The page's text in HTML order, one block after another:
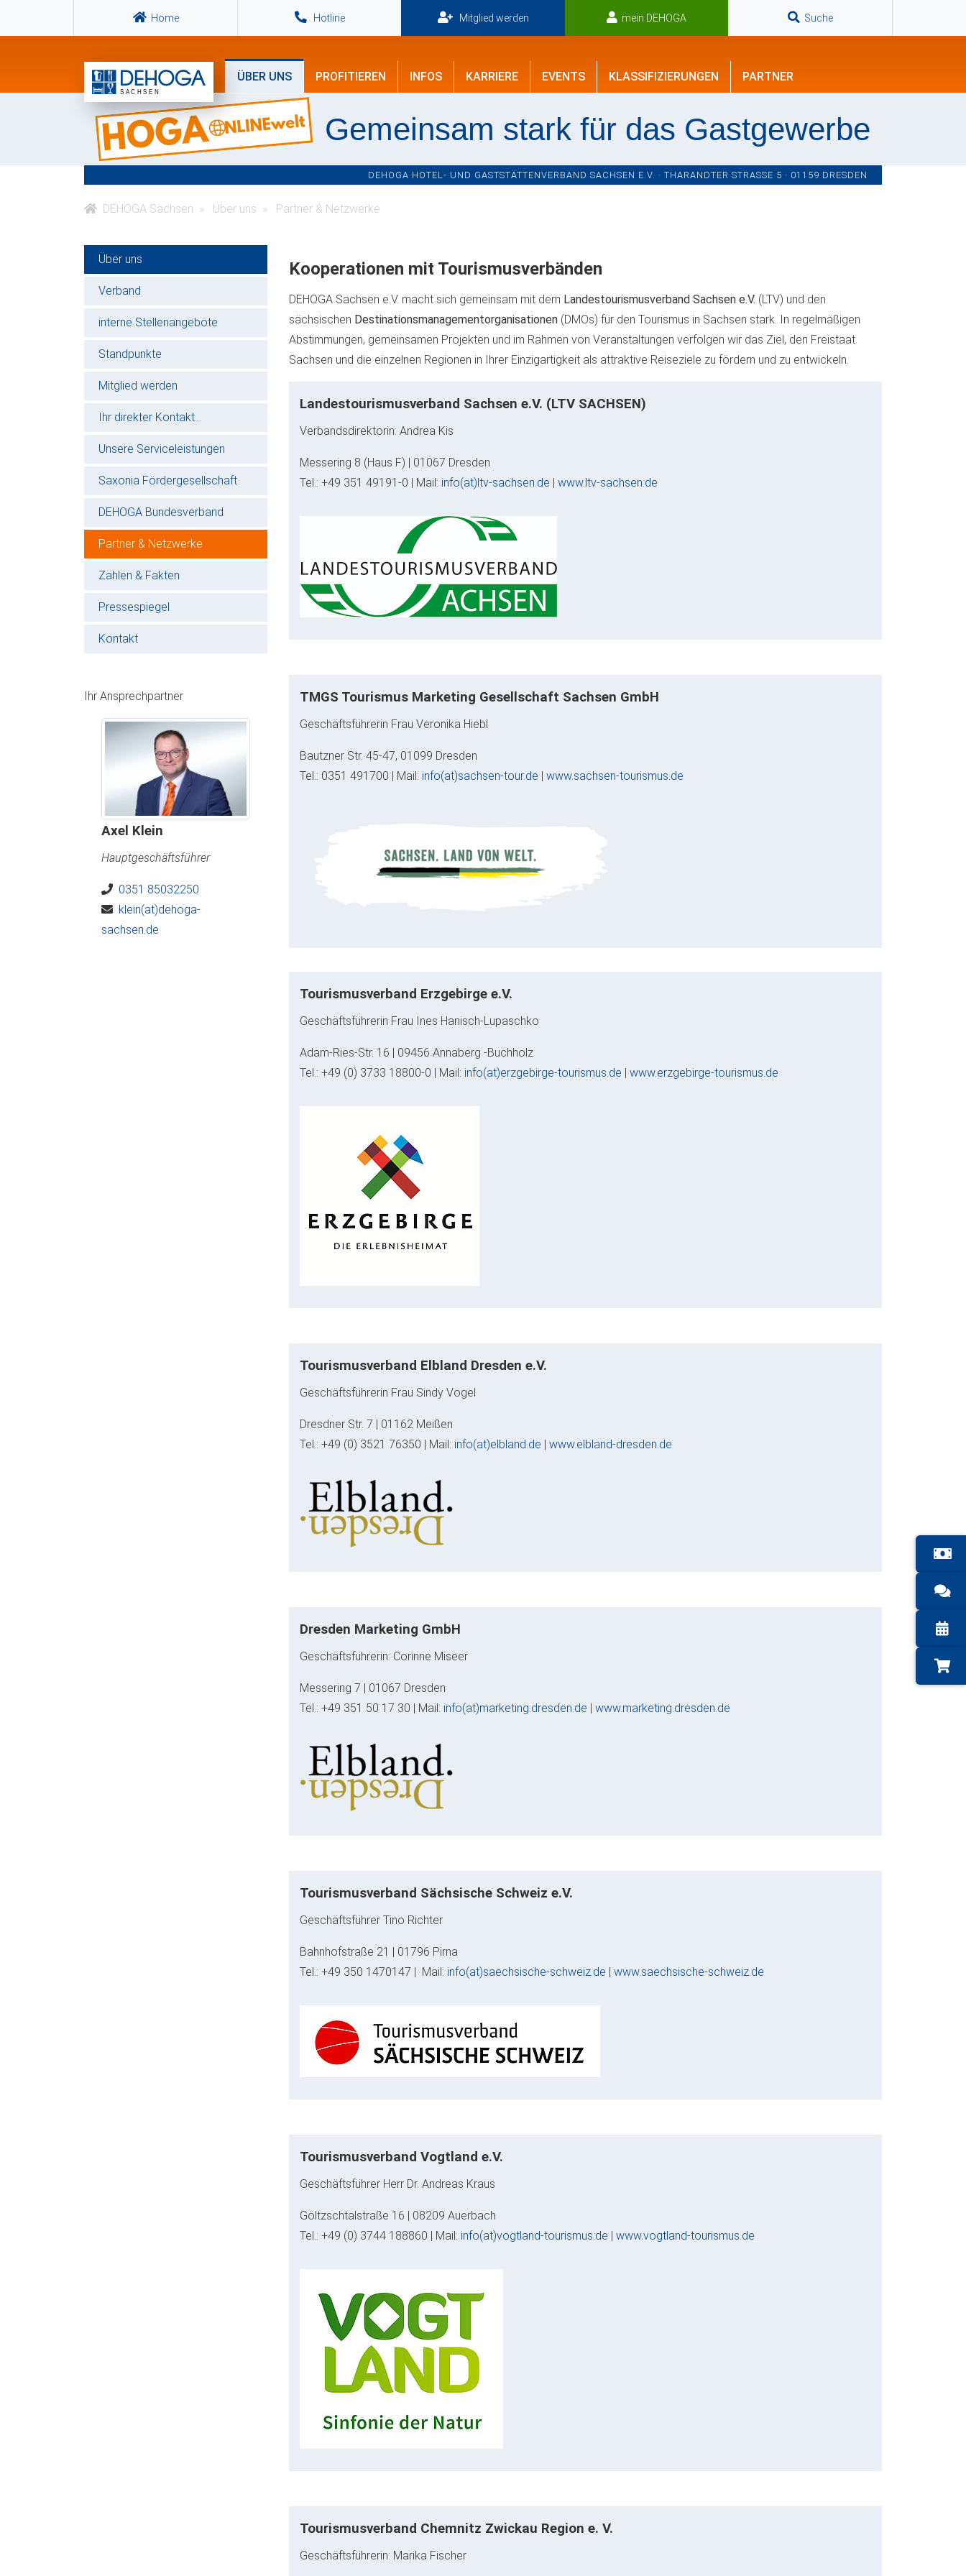
Home Hotline Mitglied werden mein DEHOGA Suche
ÜBER UNS PROFITIEREN INFOS KARRIERE EVENTS KLASSIFIZIERUNGEN PARTNER
Gemeinsam stark für das Gastgewerbe
DEHOGA HOTEL- UND GASTSTÄTTENVERBAND SACHSEN E.V. · THARANDTER STRASSE 5 · 01159 DRESDEN
DEHOGA Sachsen Über uns Partner & Netzwerke
Über uns
Verband
interne Stellenangebote
Standpunkte
Mitglied werden
Ihr direkter Kontakt...
Unsere Serviceleistungen
Saxonia Fördergesellschaft
DEHOGA Bundesverband
Partner & Netzwerke
Zahlen & Fakten
Pressespiegel
Kontakt
Ihr Ansprechpartner
Axel Klein
Hauptgeschäftsführer
0351 85032250
klein(at)dehoga-
sachsen.de
Kooperationen mit Tourismusverbänden
DEHOGA Sachsen e.V. macht sich gemeinsam mit dem Landestourismusverband Sachsen e.V. (LTV) und den
sächsischen Destinationsmanagementorganisationen (DMOs) für den Tourismus in Sachsen stark. In regelmäßigen
Abstimmungen, gemeinsamen Projekten und im Rahmen von Veranstaltungen verfolgen wir das Ziel, den Freistaat
Sachsen und die einzelnen Regionen in Ihrer Einzigartigkeit als attraktive Reiseziele zu fördern und zu entwickeln.
Landestourismusverband Sachsen e.V. (LTV SACHSEN)
Verbandsdirektorin: Andrea Kis
Messering 8 (Haus F) | 01067 Dresden
Tel.: +49 351 49191-0 | Mail: info(at)ltv-sachsen.de | www.ltv-sachsen.de
TMGS Tourismus Marketing Gesellschaft Sachsen GmbH
Geschäftsführerin Frau Veronika Hiebl
Bautzner Str. 45-47, 01099 Dresden
Tel.: 0351 491700 | Mail: info(at)sachsen-tour.de | www.sachsen-tourismus.de
Tourismusverband Erzgebirge e.V.
Geschäftsführerin Frau Ines Hanisch-Lupaschko
Adam-Ries-Str. 16 | 09456 Annaberg -Buchholz
Tel.: +49 (0) 3733 18800-0 | Mail: info(at)erzgebirge-tourismus.de | www.erzgebirge-tourismus.de
Tourismusverband Elbland Dresden e.V.
Geschäftsführerin Frau Sindy Vogel
Dresdner Str. 7 | 01162 Meißen
Tel.: +49 (0) 3521 76350 | Mail: info(at)elbland.de | www.elbland-dresden.de
Dresden Marketing GmbH
Geschäftsführerin: Corinne Miseer
Messering 7 | 01067 Dresden
Tel.: +49 351 50 17 30 | Mail: info(at)marketing.dresden.de | www.marketing.dresden.de
Tourismusverband Sächsische Schweiz e.V.
Geschäftsführer Tino Richter
Bahnhofstraße 21 | 01796 Pirna
Tel.: +49 350 1470147 | Mail: info(at)saechsische-schweiz.de | www.saechsische-schweiz.de
Tourismusverband Vogtland e.V.
Geschäftsführer Herr Dr. Andreas Kraus
Göltzschtalstraße 16 | 08209 Auerbach
Tel.: +49 (0) 3744 188860 | Mail: info(at)vogtland-tourismus.de | www.vogtland-tourismus.de
Tourismusverband Chemnitz Zwickau Region e. V.
Geschäftsführerin: Marika Fischer